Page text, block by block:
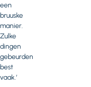
een
bruuske
manier.
Zulke
dingen
gebeurden
best
vaak.’